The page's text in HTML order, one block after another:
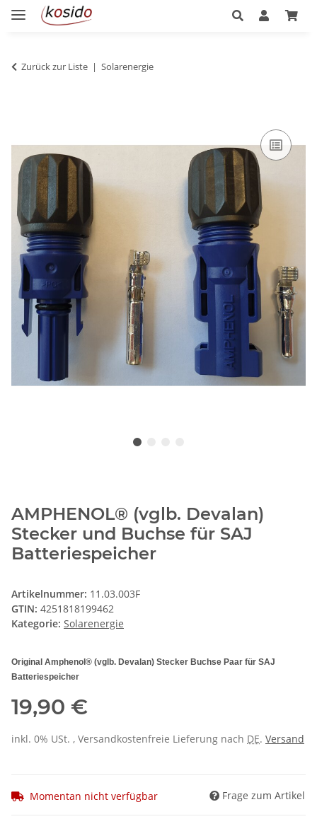
Zurück zur Liste Solarenergie
AMPHENOL® (vglb. Devalan)
Stecker und Buchse für SAJ
Batteriespeicher
Artikelnummer: 11.03.003F
GTIN: 4251818199462
Kategorie: Solarenergie
Original Amphenol® (vglb. Devalan) Stecker Buchse Paar für SAJ
Batteriespeicher
19,90 €
inkl. 0% USt. , Versandkostenfreie Lieferung nach DE. Versand
Momentan nicht verfügbar Frage zum Artikel